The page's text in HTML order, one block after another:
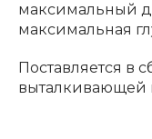
максимальный
максимальная
Поставляется в
выталкивающей